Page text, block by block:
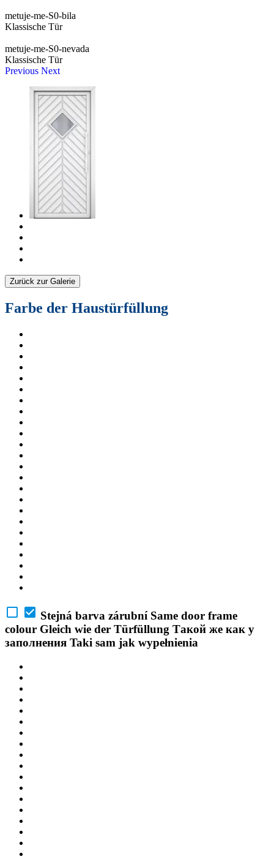
metuje-me-S0-bila
Klassische Tür
metuje-me-S0-nevada
Klassische Tür
Previous Next
Zurück zur Galerie
Farbe der Haustürfüllung
Stejná barva zárubní Same door frame
colour Gleich wie der Türfüllung Такой же как у
заполнения Taki sam jak wypełnienia